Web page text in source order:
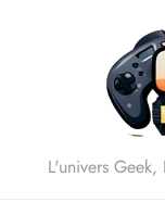
L'univers